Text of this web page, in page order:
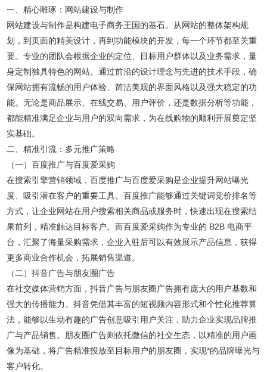
一、精心雕琢：网站建设与制作
网站建设与制作是构建电子商务王国的基石。从网站的整体架构规
划，到页面的精美设计，再到功能模块的开发，每一个环节都至关重
要。专业的团队会根据企业的定位、目标用户群体以及业务需求，量
身定制独具特色的网站。通过前沿的设计理念与先进的技术手段，确
保网站拥有流畅的用户体验、简洁美观的界面风格以及强大稳定的功
能。无论是商品展示、在线交易、用户评价，还是数据分析等功能，
都能精准满足企业与用户的双向需求，为在线购物的顺利开展奠定坚
实基础。
二、精准引流：多元推广策略
（一）百度推广与百度爱采购
在搜索引擎营销领域，百度推广与百度爱采购是企业提升网站曝光
度、吸引潜在客户的重要工具。百度推广能够通过关键词竞价排名等
方式，让企业网站在用户搜索相关商品或服务时，快速出现在搜索结
果前列，精准触达目标客户。而百度爱采购作为专业的 B2B 电商平
台，汇聚了海量采购需求，企业入驻后可以有效展示产品信息，获得
更多商业合作机会，拓展销售渠道。
（二）抖音广告与朋友圈广告
在社交媒体营销方面，抖音广告与朋友圈广告拥有庞大的用户基数和
强大的传播能力。抖音凭借其丰富的短视频内容形式和个性化推荐算
法，能够以生动有趣的广告创意吸引用户关注，助力企业实现品牌推
广与产品销售。朋友圈广告则依托微信的社交生态，以精准的用户画
像为基础，将广告精准投放至目标用户的朋友圈，实现*的品牌曝光与
客户转化。